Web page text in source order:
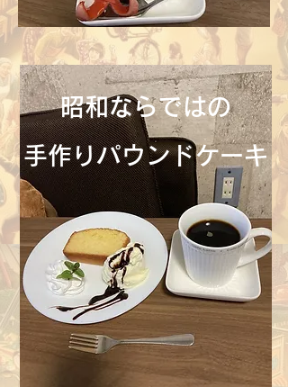
昭和ならではの
手作りパウンドケーキ